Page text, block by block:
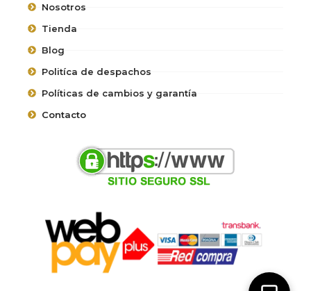
Nosotros
Tienda
Blog
Politíca de despachos
Políticas de cambios y garantía
Contacto